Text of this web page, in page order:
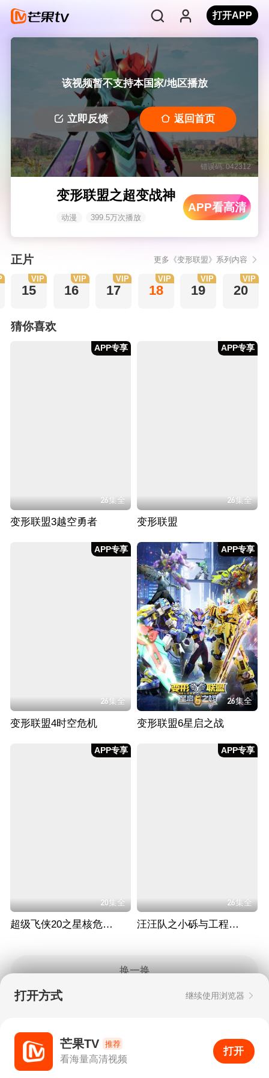
打开APP
该视频暂不支持本国家/地区播放
立即反馈 返回首页
错误码: 042312
变形联盟之超变战神
动漫 399.5万次播放
APP看高清
正片 更多《变形联盟》系列内容
15
VIP
16
VIP
17
VIP
18
VIP
19
VIP
20
VIP
猜你喜欢
APP专享
26集全
变形联盟3越空勇者
APP专享
26集全
变形联盟
APP专享
26集全
变形联盟4时空危机
APP专享
26集全
变形联盟6星启之战
APP专享
20集全
超级飞侠20之星核危机（下）
APP专享
26集全
汪汪队之小砾与工程家族 第三季
换一换
0
打开APP
打开方式 继续使用浏览器
芒果TV 推荐
看海量高清视频
打开